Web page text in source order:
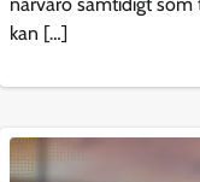
kan […]